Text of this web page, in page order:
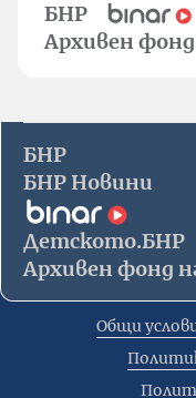
БНР
Архивен
БНР
БНР Новини
Детското.БНР
Архивен фонд
Общи